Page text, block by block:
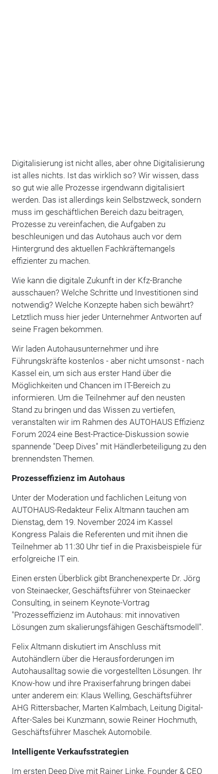
Digitalisierung ist nicht alles, aber ohne Digitalisierung
ist alles nichts. Ist das wirklich so? Wir wissen, dass
so gut wie alle Prozesse irgendwann digitalisiert
werden. Das ist allerdings kein Selbstzweck, sondern
muss im geschäftlichen Bereich dazu beitragen,
Prozesse zu vereinfachen, die Aufgaben zu
beschleunigen und das Autohaus auch vor dem
Hintergrund des aktuellen Fachkräftemangels
effizienter zu machen.
Wie kann die digitale Zukunft in der Kfz-Branche
ausschauen? Welche Schritte und Investitionen sind
notwendig? Welche Konzepte haben sich bewährt?
Letztlich muss hier jeder Unternehmer Antworten auf
seine Fragen bekommen.
Wir laden Autohausunternehmer und ihre
Führungskräfte kostenlos - aber nicht umsonst - nach
Kassel ein, um sich aus erster Hand über die
Möglichkeiten und Chancen im IT-Bereich zu
informieren. Um die Teilnehmer auf den neusten
Stand zu bringen und das Wissen zu vertiefen,
veranstalten wir im Rahmen des AUTOHAUS Effizienz
Forum 2024 eine Best-Practice-Diskussion sowie
spannende "Deep Dives" mit Händlerbeteiligung zu den
brennendsten Themen.
Prozesseffizienz im Autohaus
Unter der Moderation und fachlichen Leitung von
AUTOHAUS-Redakteur Felix Altmann tauchen am
Dienstag, dem 19. November 2024 im Kassel
Kongress Palais die Referenten und mit ihnen die
Teilnehmer ab 11:30 Uhr tief in die Praxisbeispiele für
erfolgreiche IT ein.
Einen ersten Überblick gibt Branchenexperte Dr. Jörg
von Steinaecker, Geschäftsführer von Steinaecker
Consulting, in seinem Keynote-Vortrag
"Prozesseffizienz im Autohaus: mit innovativen
Lösungen zum skalierungsfähigen Geschäftsmodell".
Felix Altmann diskutiert im Anschluss mit
Autohändlern über die Herausforderungen im
Autohausalltag sowie die vorgestellten Lösungen. Ihr
Know-how und ihre Praxiserfahrung bringen dabei
unter anderem ein: Klaus Welling, Geschäftsführer
AHG Rittersbacher, Marten Kalmbach, Leitung Digital-
After-Sales bei Kunzmann, sowie Reiner Hochmuth,
Geschäftsführer Maschek Automobile.
Intelligente Verkaufsstrategien
Im ersten Deep Dive mit Rainer Linke, Founder & CEO